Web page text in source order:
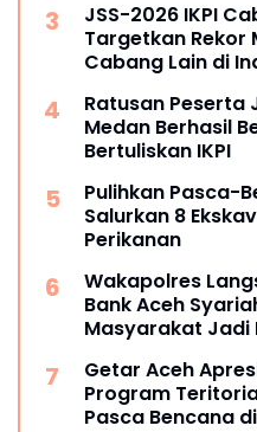
JSS-2026 IKPI
Targetkan Rekor
Cabang Lain di
Ratusan Peserta
Medan Berhasil
Bertuliskan IKPI
Pulihkan Pasca-
Salurkan 8
Perikanan
Wakapolres
Bank Aceh
Masyarakat Jadi
Getar Aceh
Program
Pasca Bencana